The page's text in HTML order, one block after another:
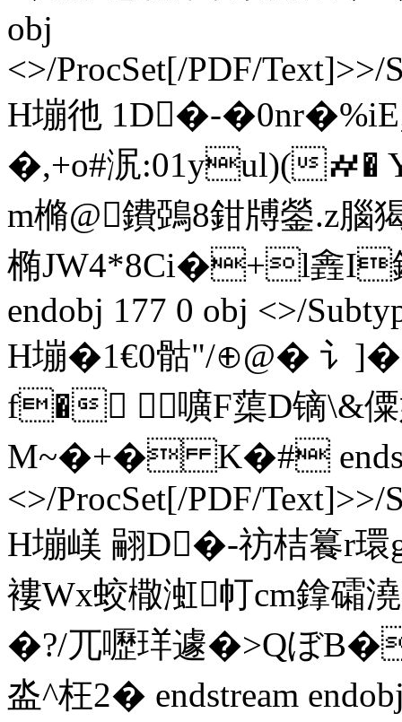
obj
<>/ProcSet[/PDF/Text]>>/
H塴彵 1D�-
�,+o#泦:01yul)(＃�
m樇@鐨鵶8鉗牔鎣.z
椭JW4*8Ci�+l錱I銙
endobj 177 0 obj <>/
H塴�1€0 骷"/⊕@�
f� 嚝F蕖D镝\&僳
M~�+� K�#
<>/ProcSet[/PDF/Text]>>/
H塴嵄 翤D�-祊桔籑r
褸Wx蛟橵渱帄cm鎿礵
�?/兀嚦珜遽�>Qぼ
泴^ 枉2� endstream